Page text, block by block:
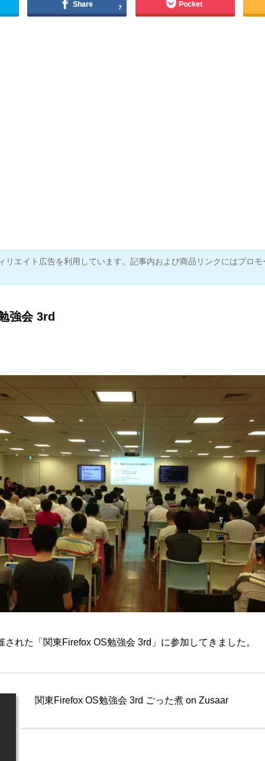
Share 7 Pocket
リエイト広告を利用しています。記事内および商品リンクにはプロ
強会 3rd
された「関東Firefox OS勉強会 3rd」に参加してきました。
関東Firefox OS勉強会 3rd ごった煮 on Zusaar